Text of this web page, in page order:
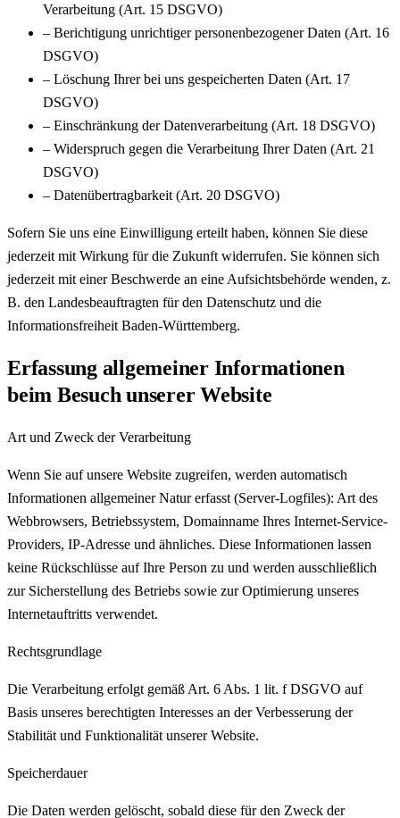
Verarbeitung (Art. 15 DSGVO)
– Berichtigung unrichtiger personenbezogener Daten (Art. 16
DSGVO)
– Löschung Ihrer bei uns gespeicherten Daten (Art. 17
DSGVO)
– Einschränkung der Datenverarbeitung (Art. 18 DSGVO)
– Widerspruch gegen die Verarbeitung Ihrer Daten (Art. 21
DSGVO)
– Datenübertragbarkeit (Art. 20 DSGVO)
Sofern Sie uns eine Einwilligung erteilt haben, können Sie diese
jederzeit mit Wirkung für die Zukunft widerrufen. Sie können sich
jederzeit mit einer Beschwerde an eine Aufsichtsbehörde wenden, z.
B. den Landesbeauftragten für den Datenschutz und die
Informationsfreiheit Baden-Württemberg.
Erfassung allgemeiner Informationen
beim Besuch unserer Website
Art und Zweck der Verarbeitung
Wenn Sie auf unsere Website zugreifen, werden automatisch
Informationen allgemeiner Natur erfasst (Server-Logfiles): Art des
Webbrowsers, Betriebssystem, Domainname Ihres Internet-Service-
Providers, IP-Adresse und ähnliches. Diese Informationen lassen
keine Rückschlüsse auf Ihre Person zu und werden ausschließlich
zur Sicherstellung des Betriebs sowie zur Optimierung unseres
Internetauftritts verwendet.
Rechtsgrundlage
Die Verarbeitung erfolgt gemäß Art. 6 Abs. 1 lit. f DSGVO auf
Basis unseres berechtigten Interesses an der Verbesserung der
Stabilität und Funktionalität unserer Website.
Speicherdauer
Die Daten werden gelöscht, sobald diese für den Zweck der